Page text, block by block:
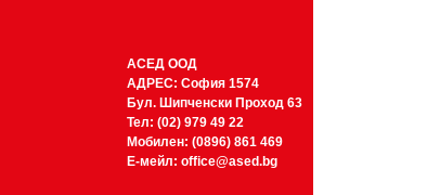
АСЕД ООД
АДРЕС: София 1574
Бул. Шипченски Проход 63
Тел: (02) 979 49 22
Мобилен: (0896) 861 469
Е-мейл: office@ased.bg